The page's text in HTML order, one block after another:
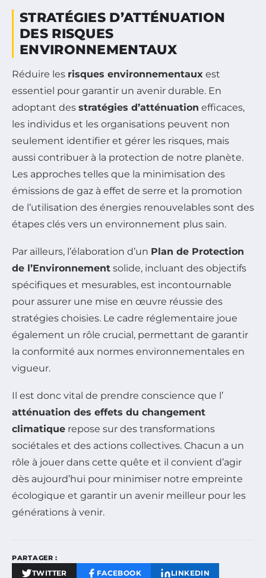
STRATÉGIES D’ATTÉNUATION
DES RISQUES
ENVIRONNEMENTAUX
Réduire les risques environnementaux est
essentiel pour garantir un avenir durable. En
adoptant des stratégies d’atténuation efficaces,
les individus et les organisations peuvent non
seulement identifier et gérer les risques, mais
aussi contribuer à la protection de notre planète.
Les approches telles que la minimisation des
émissions de gaz à effet de serre et la promotion
de l’utilisation des énergies renouvelables sont des
étapes clés vers un environnement plus sain.
Par ailleurs, l’élaboration d’un Plan de Protection
de l’Environnement solide, incluant des objectifs
spécifiques et mesurables, est incontournable
pour assurer une mise en œuvre réussie des
stratégies choisies. Le cadre réglementaire joue
également un rôle crucial, permettant de garantir
la conformité aux normes environnementales en
vigueur.
Il est donc vital de prendre conscience que l’
atténuation des effets du changement
climatique repose sur des transformations
sociétales et des actions collectives. Chacun a un
rôle à jouer dans cette quête et il convient d’agir
dès aujourd’hui pour minimiser notre empreinte
écologique et garantir un avenir meilleur pour les
générations à venir.
PARTAGER :
TWITTER FACEBOOK LINKEDIN